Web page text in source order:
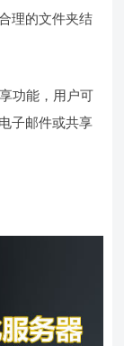
理的文件夹结
功能，用户可
子邮件或共享